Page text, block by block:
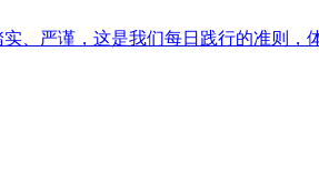
、严谨，这是我们每日践行的准则，